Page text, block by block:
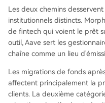
Les deux chemins
institutionnels distincts.
de fintech qui voient le prêt
outil, Aave sert les
chaîne comme un lieu
Les migrations de fonds
affectent principalement la
clients. La deuxième